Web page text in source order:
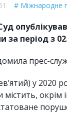
Міжнародне
період з
прес-
у 2020
окрім